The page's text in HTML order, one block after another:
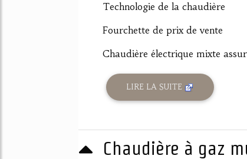
Technologie de la chaudière
Fourchette de prix de vente
Chaudière électrique mixte
LIRE LA SUITE
Chaudière à gaz